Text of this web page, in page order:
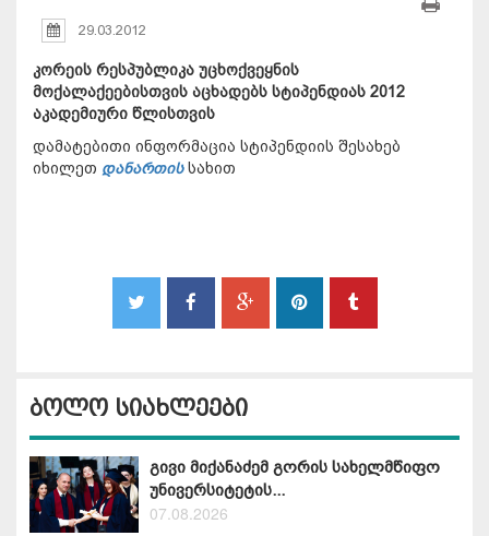
29.03.2012
კორეის რესპუბლიკა უცხოქვეყნის
მოქალაქეებისთვის აცხადებს სტიპენდიას 2012
აკადემიური წლისთვის
დამატებითი ინფორმაცია სტიპენდიის შესახებ
იხილეთ დანართისსახით
ბოლო სიახლეები
გივი მიქანაძემ გორის სახელმწიფო
უნივერსიტეტის...
07.08.2026